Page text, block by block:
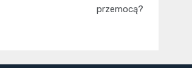
przemocą?